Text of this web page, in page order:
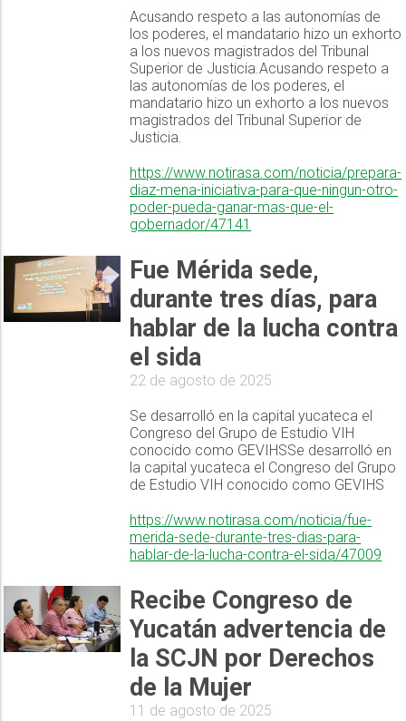
Acusando respeto a las autonomías de
los poderes, el mandatario hizo un exhorto
a los nuevos magistrados del Tribunal
Superior de Justicia.Acusando respeto a
las autonomías de los poderes, el
mandatario hizo un exhorto a los nuevos
magistrados del Tribunal Superior de
Justicia.
https://www.notirasa.com/noticia/prepara-
diaz-mena-iniciativa-para-que-ningun-otro-
poder-pueda-ganar-mas-que-el-
gobernador/47141
Fue Mérida sede,
durante tres días, para
hablar de la lucha contra
el sida
22 de agosto de 2025
Se desarrolló en la capital yucateca el
Congreso del Grupo de Estudio VIH
conocido como GEVIHSSe desarrolló en
la capital yucateca el Congreso del Grupo
de Estudio VIH conocido como GEVIHS
https://www.notirasa.com/noticia/fue-
merida-sede-durante-tres-dias-para-
hablar-de-la-lucha-contra-el-sida/47009
Recibe Congreso de
Yucatán advertencia de
la SCJN por Derechos
de la Mujer
11 de agosto de 2025